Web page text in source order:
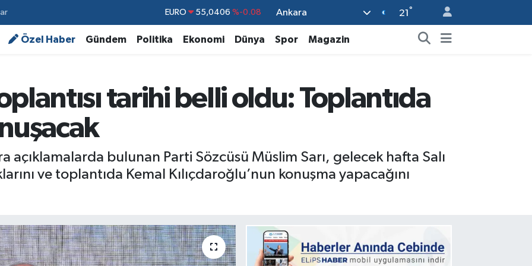
STERLİN 64,2143 %0
GRAM ALTIN 6510.40 %0.45
DOLAR 47,6704 %0
Ankara 21 °
Özel Haber Gündem Politika Ekonomi Dünya Spor Magazin
tarihi belli oldu: Toplantıda
açıklamalarda bulunan Parti Sözcüsü Müslim Sarı, gelecek hafta Salı
ve toplantıda Kemal Kılıçdaroğlu’nun konuşma yapacağını